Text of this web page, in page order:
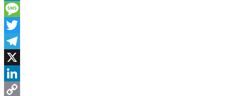
Messenger
Message
Twitter
Telegram
X
LinkedIn